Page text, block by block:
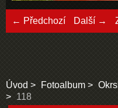
← Předchozí Další →
Úvod Fotoalbum
118